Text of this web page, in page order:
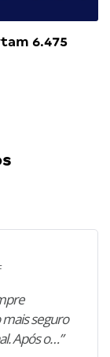
6.475
seguro
Após o…”